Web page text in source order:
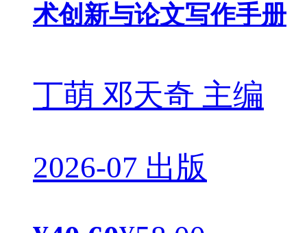
术创新与论文写作手册
丁萌 邓天奇 主编
2026-07 出版